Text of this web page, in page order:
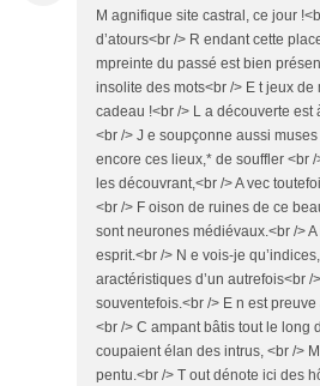
M agnifique site castral, ce jour
d’atours<br /> R endant cette
mpreinte du passé est bien
insolite des mots<br /> E t jeux
cadeau !<br /> L a découverte
<br /> J e soupçonne aussi
encore ces lieux,* de souffler <br
les découvrant,<br /> A vec
<br /> F oison de ruines de ce
sont neurones médiévaux.<br />
esprit.<br /> N e vois-je
aractéristiques d’un autrefois<br /
souventefois.<br /> E n est
<br /> C ampant bâtis tout le long
coupaient élan des intrus, <br />
pentu.<br /> T out dénote ici des